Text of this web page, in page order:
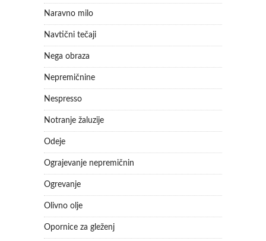
Naravno milo
Navtični tečaji
Nega obraza
Nepremičnine
Nespresso
Notranje žaluzije
Odeje
Ograjevanje nepremičnin
Ogrevanje
Olivno olje
Opornice za gleženj